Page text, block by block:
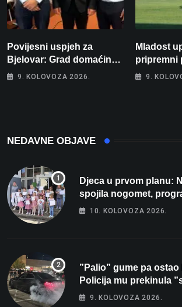
Povijesni uspjeh za
Bjelovar: Grad domaćin
Europskog juniorskog
9. KOLOVOZA 2026.
Mladost
pripremni
9.
NEDAVNE OBJAVE
Djeca u prvom planu:
spojila nogomet,
engleski i folklor u
10. KOLOVOZA 2026.
”Palio” gume pa ostao bez auta:
Policija mu prekinula
parkingu u Bjelovaru
9. KOLOVOZA 2026.